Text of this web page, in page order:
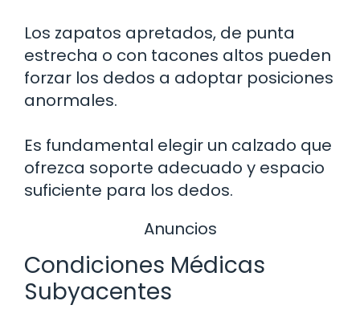
Los zapatos apretados, de punta
estrecha o con tacones altos pueden
forzar los dedos a adoptar posiciones
anormales.
Es fundamental elegir un calzado que
ofrezca soporte adecuado y espacio
suficiente para los dedos.
Anuncios
Condiciones Médicas
Subyacentes